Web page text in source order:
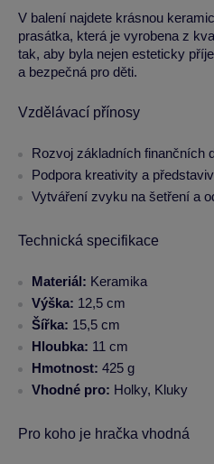
V balení najdete krásnou
prasátka, která je vyrobena z
tak, aby byla nejen esteticky
a bezpečná pro děti.
Vzdělávací přínosy
Rozvoj základních finančních
Podpora kreativity a
Vytváření zvyku na šetření a
Technická specifikace
Materiál: Keramika
Výška: 12,5 cm
Šířka: 15,5 cm
Hloubka: 11 cm
Hmotnost: 425 g
Vhodné pro: Holky, Kluky
Pro koho je hračka vhodná